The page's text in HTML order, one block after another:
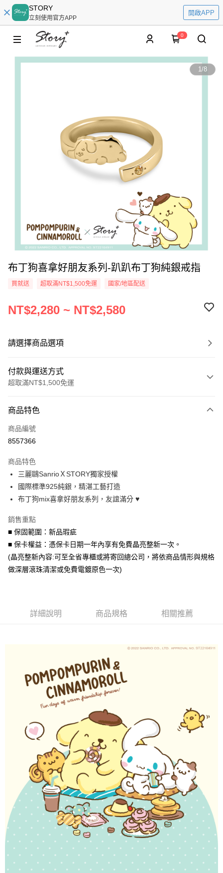
STORY
立刻使用官方APP
開啟APP
0
1/8
布丁狗喜拿好朋友系列-趴趴布丁狗純銀戒指
買就送 超取滿NT$1,500免運 國家/地區配送
NT$2,280 ~ NT$2,580
請選擇商品選項
付款與運送方式
超取滿NT$1,500免運
信用卡一次付款
信用卡分期付款
合作金庫商業銀行
華南商業銀行
上海商業儲蓄銀行
國泰世華商業銀行
兆豐國際商業銀行
匯豐（台灣）商業銀行
聯邦商業銀行
元大商業銀行
永豐商業銀行
台新國際商業銀行
中國信託商業銀行
台灣樂天信用卡公司
6 期 0 利率 每期
華南商業銀行
上海商業儲蓄銀行
台北富邦商業銀行
臺灣中小企業銀行
匯豐（台灣）商業銀行
聯邦商業銀行
遠東國際商業銀行
元大商業銀行
永豐商業銀行
玉山商業銀行
超商取貨付款
LINE Pay
Apple Pay
街口支付
悠遊付
【關於「AFTEE先享後付」】
１．簡單：不需註冊會員、不需綁卡、不需儲值。
３．安心：先確認商品／服務後，再付款。
【「AFTEE先享後付」結帳流程】
１．於結帳方式選擇「AFTEE先享後付」後，將跳轉至「AFTEE先享後付」
結帳頁面，進行簡訊認證並確認金額後，即可完成結帳。
２．訂單成立數日內，您將收到繳費通知簡訊。
３．收到繳費通知簡訊後14天內，點擊此簡訊中的連結，可透過四大超商／
ATM／網路銀行／等多元方式進行付款，方視為交易完成。
※ 請注意：結帳手續完成當下不需立刻繳費，但若您需要取消訂單，請聯絡
購買商品的店家。未經商家同意取消之訂單仍視為有效，需透過AFTEE先享
後付繳納相關費用。
※ 交易是否成功請以「AFTEE先享後付 」之結帳頁面顯示為準，若有關於
是否繳費成功／繳費後需取消欲退款等相關疑問，請聯繫「AFTEE先享後付
客戶支援中心」 https://netprotections.freshdesk.com/support/home
【注意事項】
１．透過由恩沛科技股份有限公司提供之「AFTEE先享後付」服務完成之交
易，需依本服務之必要範圍內提供個人資料，並將交易相關給付款項請求債
權轉讓予恩沛科技股份有限公司。
２．關於個人資料處理事宜，請瀏覽以下網址：
https://aftee.tw/terms/#terms3
「AFTEE先享後付」，若未經同意申辦者引起之損失，本公司不負相關責
任。
全家取貨付款
每筆NT$60，滿NT$1,500(含以上)免運費
每筆NT$60，滿NT$1,500(含以上)免運費
每筆NT$60，滿NT$1,500(含以上)免運費
付款後7-11取貨
每筆NT$60，滿NT$1,500(含以上)免運費
宅配
每筆NT$60，滿NT$1,500(含以上)免運費
免運費
商品特色
商品編號
8557366
商品特色
三麗鷗SanrioＸSTORY獨家授權
國際標準925純銀，精湛工藝打造
布丁狗mix喜拿好朋友系列，友誼滿分 ♥
銷售重點
■ 保固範圍：新品瑕疵
■ 保卡權益：憑保卡日期一年內享有免費晶亮整新一次。
(晶亮整新內容:可至全省專櫃或將寄回總公司，將依商品情形與規格
做深層滾珠清潔或免費電鍍原色一次)
詳細說明 商品規格 相關推薦